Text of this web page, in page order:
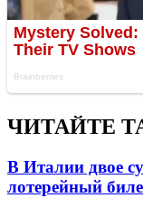
ЧИТАЙТЕ
В Италии двое
лотерейный